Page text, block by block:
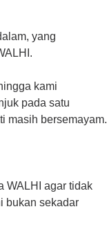
yang
kami
pada satu
masih bersemayam.
WALHI agar tidak
bukan sekadar